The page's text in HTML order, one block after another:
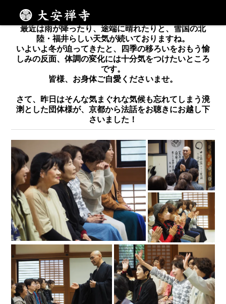
お隣、京都から大安禅寺へ
最近は雨が降ったり、途端に晴れたりと、雪国の北
陸・福井らしい天気が続いておりますね。
いよいよ冬が迫ってきたと、四季の移ろいをおもう愉
しみの反面、体調の変化には十分気をつけたいところ
です。
皆様、お身体ご自愛くださいませ。
さて、昨日はそんな気まぐれな気候も忘れてしまう溌
溂とした団体様が、京都から法話をお聴きにお越し下
さいました！